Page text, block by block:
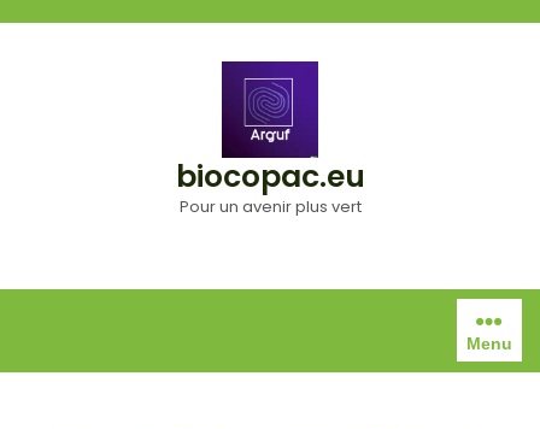
biocopac.eu
Pour un avenir plus vert
Menu